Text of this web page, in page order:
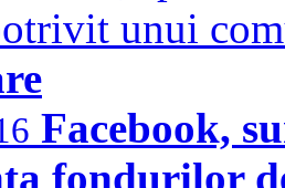
unui
Facebook,
fondurilor